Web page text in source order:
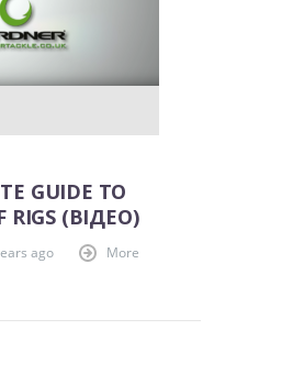
GUIDE TO
RIGS (ВІДЕО)
ago More